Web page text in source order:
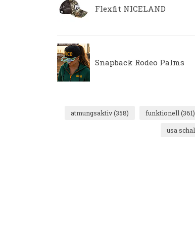
Flexfit NICELAND
Snapback Rodeo Palms
atmungsaktiv(358) funktionell (361)
usa schal